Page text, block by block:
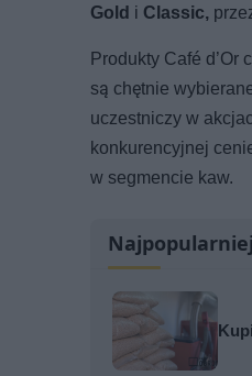
Gold i Classic,
Produkty Café d’Or
są chętnie
uczestniczy w
konkurencyjnej
w segmencie kaw.